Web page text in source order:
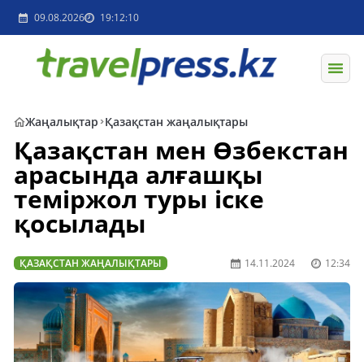
09.08.2026 19:12:10
Жаңалықтар Қазақстан жаңалықтары
Қазақстан мен Өзбекстан
арасында алғашқы
теміржол туры іске
қосылады
ҚАЗАҚСТАН ЖАҢАЛЫҚТАРЫ 14.11.2024 12:34